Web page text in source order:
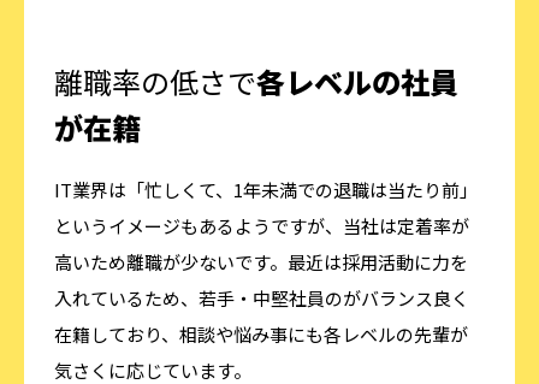
離職率の低さで各レベルの社員
が在籍
IT業界は「忙しくて、1年未満での退職は当たり前」
というイメージもあるようですが、当社は定着率が
高いため離職が少ないです。最近は採用活動に力を
入れているため、若手・中堅社員のがバランス良く
在籍しており、相談や悩み事にも各レベルの先輩が
気さくに応じています。